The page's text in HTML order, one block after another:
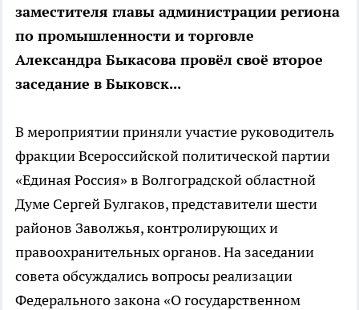
заместителя главы администрации региона
по промышленности и торговле
Александра Быкасова провёл своё второе
заседание в Быковск...
В мероприятии приняли участие руководитель
фракции Всероссийской политической партии
«Единая Россия» в Волгоградской областной
Думе Сергей Булгаков, представители шести
районов Заволжья, контролирующих и
правоохранительных органов. На заседании
совета обсуждались вопросы реализации
Федерального закона «О государственном